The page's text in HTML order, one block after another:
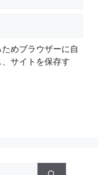
めブラウザーに自
サイトを保存す